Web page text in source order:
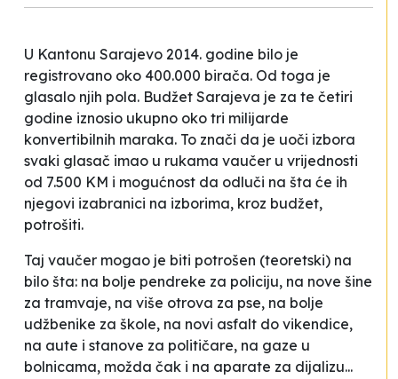
U Kantonu Sarajevo 2014. godine bilo je
registrovano oko 400.000 birača. Od toga je
glasalo njih pola. Budžet Sarajeva je za te četiri
godine iznosio ukupno oko tri milijarde
konvertibilnih maraka. To znači da je uoči izbora
svaki glasač imao u rukama vaučer u vrijednosti
od 7.500 KM i mogućnost da odluči na šta će ih
njegovi izabranici na izborima, kroz budžet,
potrošiti.
Taj vaučer mogao je biti potrošen (teoretski) na
bilo šta: na bolje pendreke za policiju, na nove šine
za tramvaje, na više otrova za pse, na bolje
udžbenike za škole, na novi asfalt do vikendice,
na aute i stanove za političare, na gaze u
bolnicama, možda čak i na aparate za dijalizu...